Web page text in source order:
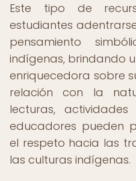
Este tipo de
estudiantes
pensamiento
indígenas, brindando
enriquecedora sobre
relación con la
lecturas,
educadores pueden
el respeto hacia las
las culturas indígenas.